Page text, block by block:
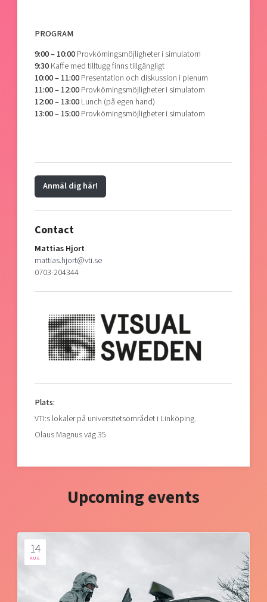
PROGRAM
9:00 – 10:00Provkörningsmöjligheter i simulatorn
9:30Kaffe med tilltugg finns tillgängligt
10:00 – 11:00Presentation och diskussion i plenum
11:00 – 12:00Provkörningsmöjligheter i simulatorn
12:00 – 13:00Lunch (på egen hand)
13:00 – 15:00Provkörningsmöjligheter i simulatorn
Anmäl dig här!
Contact
Mattias Hjort
mattias.hjort@vti.se
0703-204344
Plats:
VTI:s lokaler på universitetsområdet i Linköping.
Olaus Magnus väg 35
Upcoming events
14
AUG